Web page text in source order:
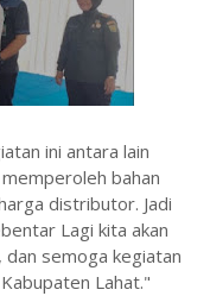
ini antara lain
bahan
distributor. Jadi
Lagi kita akan
semoga kegiatan
Lahat."